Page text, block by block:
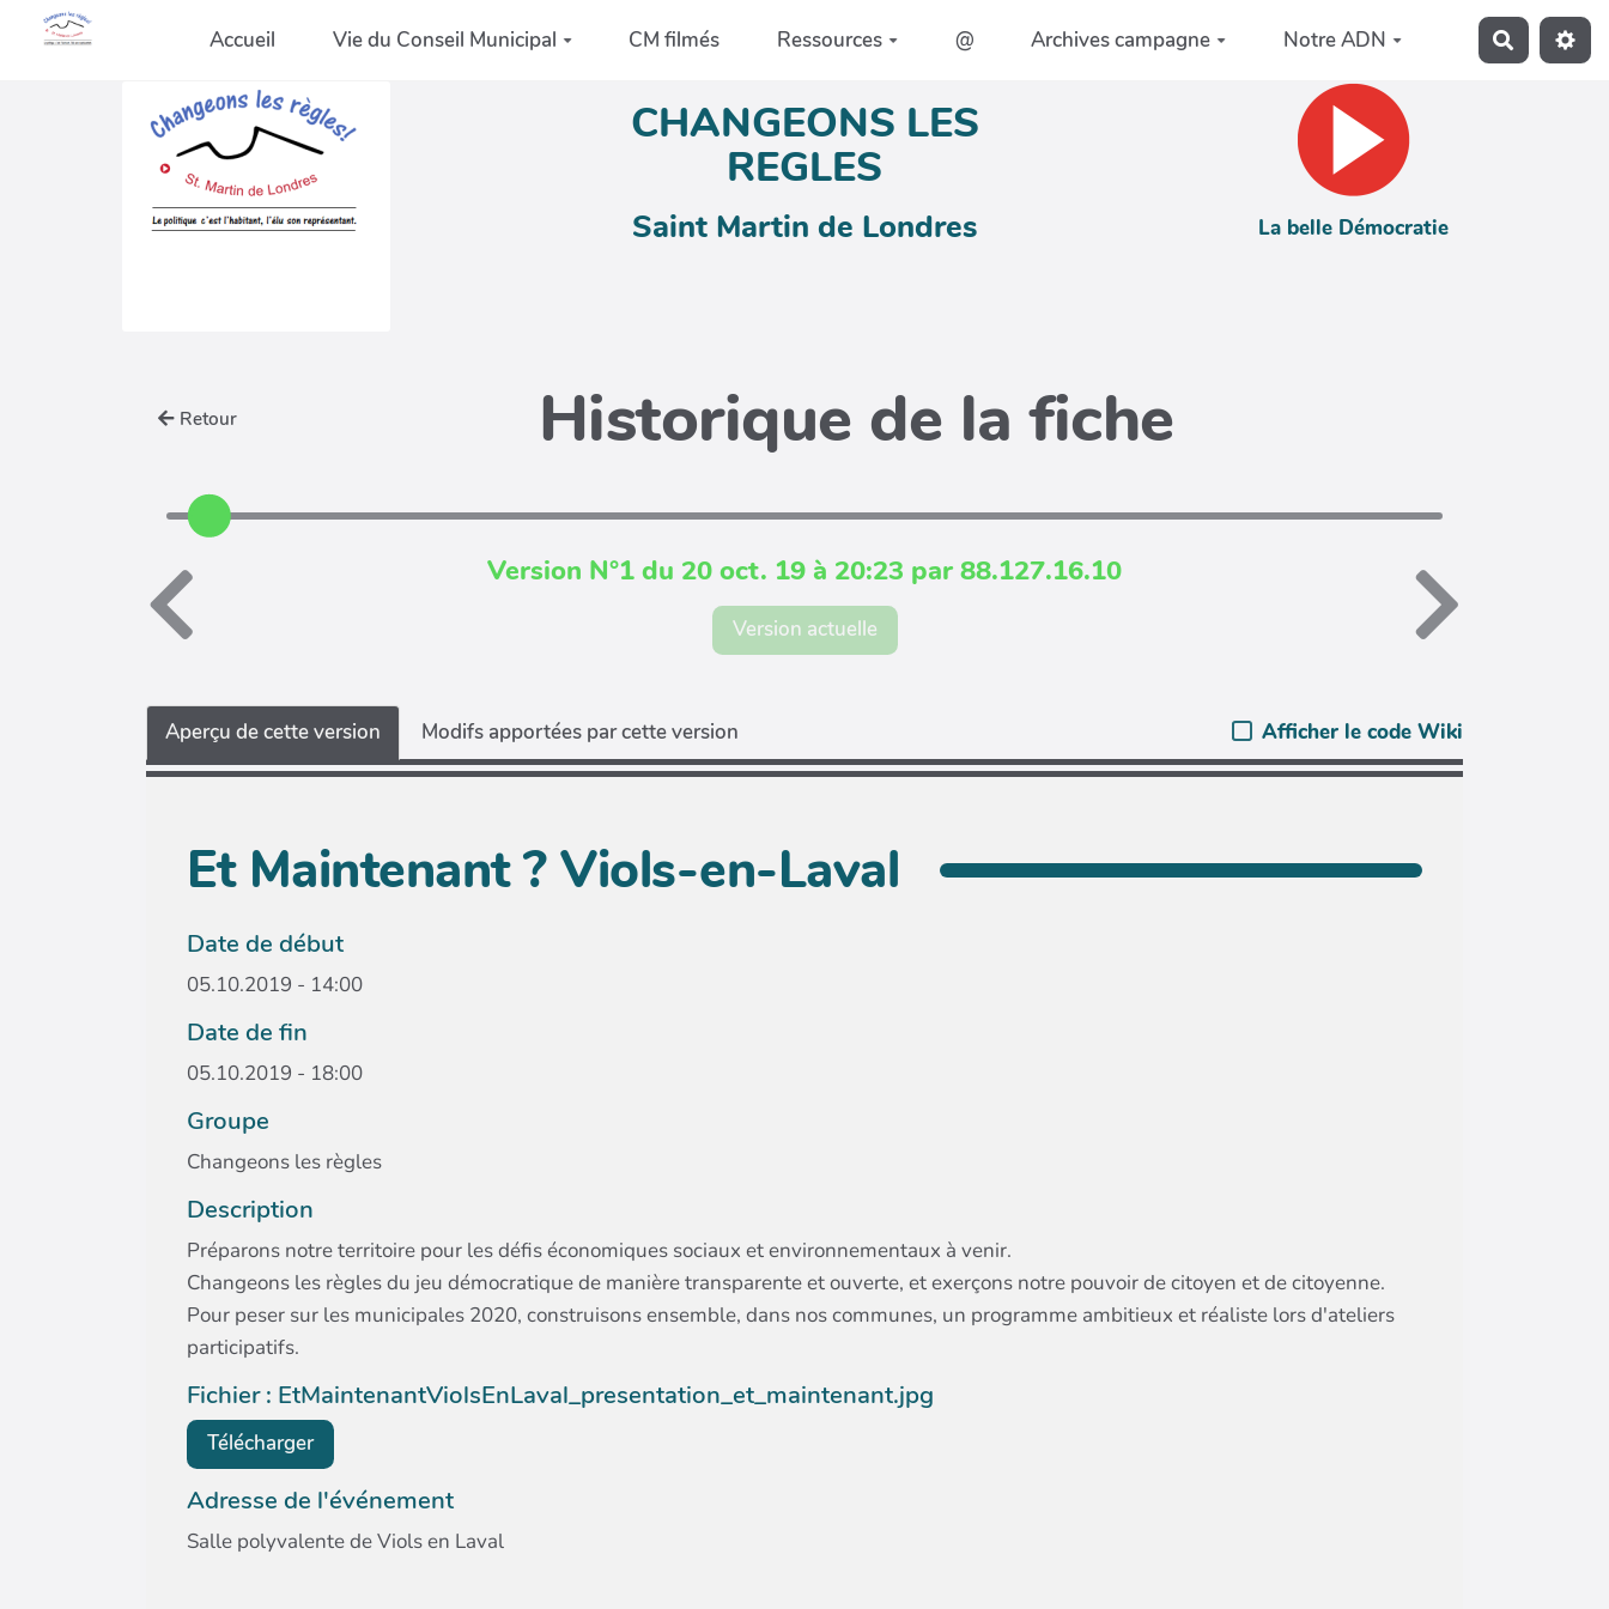
Accueil Vie du Conseil Municipal CM filmés Ressources @ Archives campagne Notre ADN
CHANGEONS LES
REGLES
Saint Martin de Londres La belle Démocratie
Retour Historique de la fiche
Version N°1 du 20 oct. 19 à 20:23 par 88.127.16.10
Version actuelle
Aperçu de cette version Modifs apportées par cette version Afficher le code Wiki
Et Maintenant ? Viols-en-Laval
Date de début
05.10.2019 - 14:00
Date de fin
05.10.2019 - 18:00
Groupe
Changeons les règles
Description
Préparons notre territoire pour les défis économiques sociaux et environnementaux à venir.
Changeons les règles du jeu démocratique de manière transparente et ouverte, et exerçons notre pouvoir de citoyen et de citoyenne.
Pour peser sur les municipales 2020, construisons ensemble, dans nos communes, un programme ambitieux et réaliste lors d'ateliers
participatifs.
Fichier : EtMaintenantViolsEnLaval_presentation_et_maintenant.jpg
Télécharger
Adresse de l'événement
Salle polyvalente de Viols en Laval